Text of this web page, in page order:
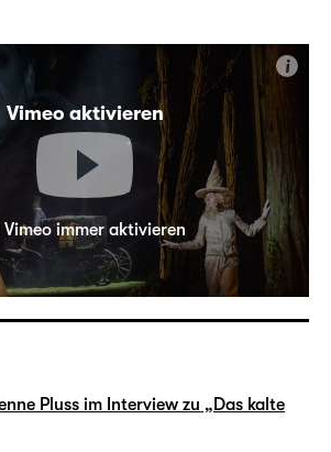
Vimeo aktivieren
i
Vimeo immer aktivieren
Pluss im Interview zu „Das kalte